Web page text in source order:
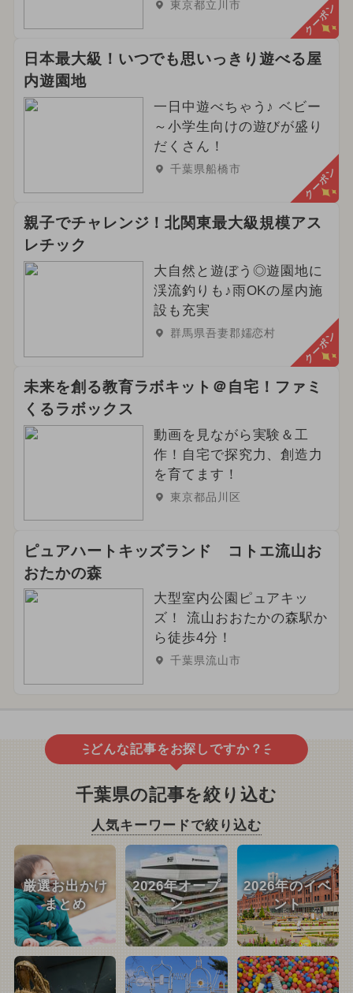
東京都立川市 クーポン
日本最大級！いつでも思いっきり遊べる屋
内遊園地
一日中遊べちゃう♪ ベビー
～小学生向けの遊びが盛り
だくさん！
千葉県船橋市 クーポン
親子でチャレンジ！北関東最大級規模アス
レチック
大自然と遊ぼう◎遊園地に
渓流釣りも♪雨OKの屋内施
設も充実
群馬県吾妻郡嬬恋村 クーポン
未来を創る教育ラボキット＠自宅！ファミ
くるラボックス
動画を見ながら実験＆工
作！自宅で探究力、創造力
を育てます！
東京都品川区
ピュアハートキッズランド コトエ流山お
おたかの森
大型室内公園ピュアキッ
ズ！ 流山おおたかの森駅か
ら徒歩4分！
千葉県流山市
どんな記事をお探しですか？
千葉県の記事を絞り込む
人気キーワードで絞り込む
厳選お出かけ
まとめ
2026年オープ
ン
2026年のイベ
ント